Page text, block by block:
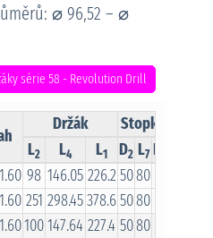
⌀ 96,52 – ⌀
série 58 - Revolution Drill
Držák Stopka
L2 L4 L1 D2 L7 P
98 146.05 226.2 5080
251 298.45378.65080
100147.64 227.4 5080